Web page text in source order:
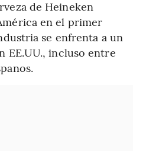
de Heineken
en el primer
se enfrenta a un
EE.UU., incluso entre